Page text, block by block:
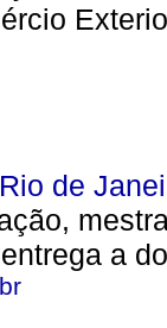
Rio de
a